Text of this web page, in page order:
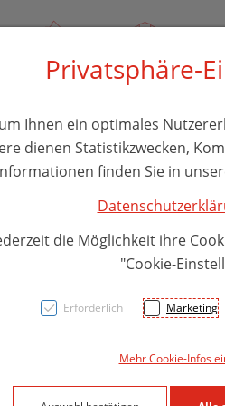
Über uns Rezept-Anfrage
Privatsphäre-
Ihnen ein optimales
dienen Statistikzwecken,
finden Sie in
die Möglichkeit ihre
"Cookie-
Erforderlich Marketing
Mehr Cookie-Infos